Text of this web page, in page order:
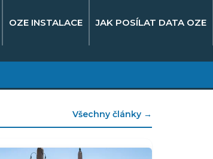
OZE INSTALACE JAK POSÍLAT DATA OZE
Všechny články →